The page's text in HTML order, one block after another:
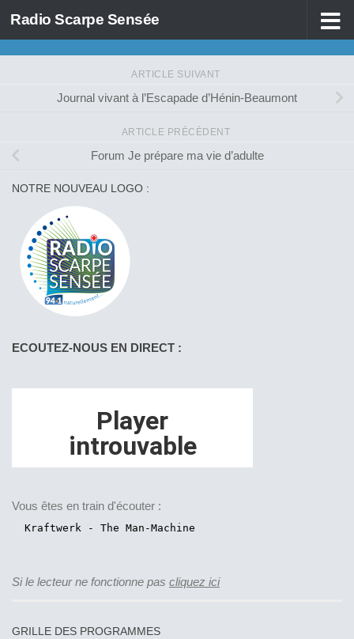
Skip to content
Radio Scarpe Sensée
ARTICLE SUIVANT
Journal vivant à l’Escapade d’Hénin-Beaumont
ARTICLE PRÉCÉDENT
Forum Je prépare ma vie d’adulte
NOTRE NOUVEAU LOGO :
ECOUTEZ-NOUS EN DIRECT :
Vous êtes en train d'écouter :
Si le lecteur ne fonctionne pas cliquez ici
GRILLE DES PROGRAMMES